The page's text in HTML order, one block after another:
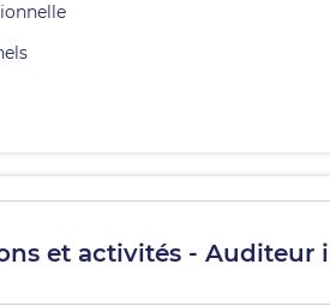
et activités - Auditeur